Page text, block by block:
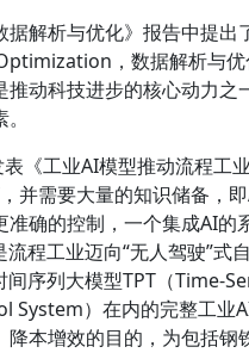
解析与优化》报告中提出
，数据解析与优
动科技进步的核心动力之
《工业AI模型推动流程工
并需要大量的知识储备，
确的控制，一个集成AI的
程工业迈向“无人驾驶”式
序列大模型TPT（Time-
）在内的完整工业
本增效的目的，为包括钢